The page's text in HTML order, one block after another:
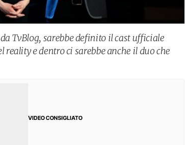
TvBlog, sarebbe definito il cast ufficiale
reality e dentro ci sarebbe anche il duo che
VIDEO CONSIGLIATO